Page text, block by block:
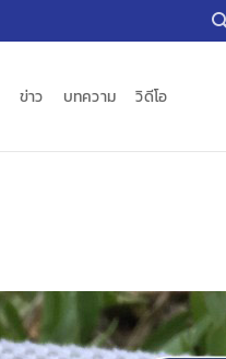
ข่าว บทความ วิดีโอ